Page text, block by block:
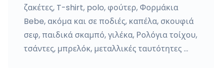
ζακέτες, T-shirt, polo, φούτερ, Φορμάκια
Bebe, ακόμα και σε ποδιές, καπέλα, σκουφιά
σεφ, παιδικά σκαμπό, γιλέκα, Ρολόγια τοίχου,
τσάντες, μπρελόκ, μεταλλικές ταυτότητες …